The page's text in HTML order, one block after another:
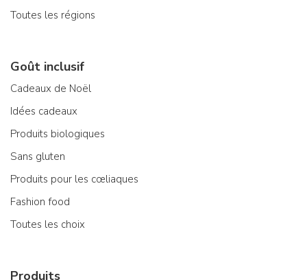
Toutes les régions
Goût inclusif
Cadeaux de Noël
Idées cadeaux
Produits biologiques
Sans gluten
Produits pour les cœliaques
Fashion food
Toutes les choix
Produits